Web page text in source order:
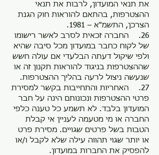
את תנאי המועדון, לרבות את תנאי
ההצטרפות, בהתאם להוראות חוק הגנת
הצרכן, התשמ"א – 1981.
26. החברה זכאית לסרב לאשר רישומו
של לקוח כחבר במועדון מכל סיבה שהיא
ולפי שיקול דעתה הבלעדי אם עולה חשש
שההצטרפות בניגוד להוראות תקנון זה או
שנעשה ניצול לרעה בהליך ההצטרפות.
27. האחריות והתחייבות בקשר למסירת
פרטי ההצטרפות ונכונותם הינה על חבר
המועדון בלבד. לא תשמע כל טענה כלפי
החברה או מי מטעמה לעניין אי קבלת
הטבות בשל פרטים שגויים. מסירת פרט
או יותר שגוי תהווה עילה שלא לקבל ו/או
להפסיק את החברות במועדון.